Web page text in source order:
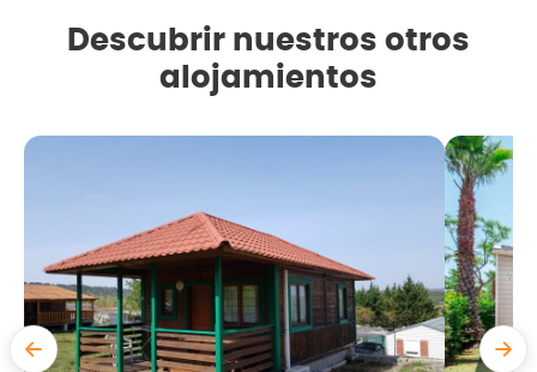
Descubrir nuestros otros
alojamientos